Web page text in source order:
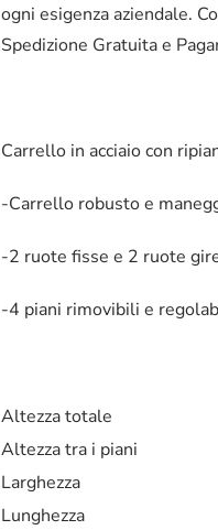
ogni esigenza aziendale.
Spedizione Gratuita e
Carrello in acciaio con
-Carrello robusto e
-2 ruote fisse e 2 ruote
-4 piani rimovibili e
Altezza totale
Altezza tra i piani
Larghezza
Lunghezza